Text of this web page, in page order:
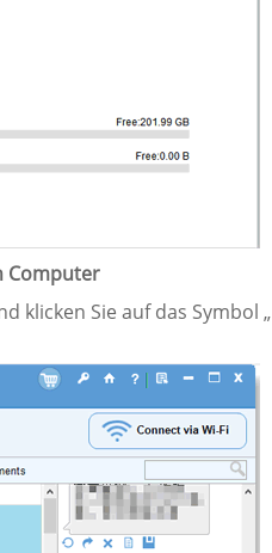
Computer
klicken Sie auf das Symbol „